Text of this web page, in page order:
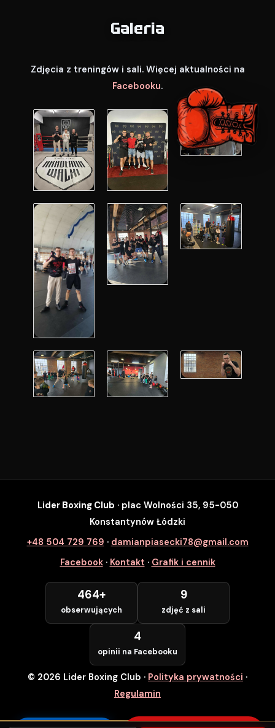
Galeria
Zdjęcia z treningów i sali. Więcej aktualności na
Facebooku.
SZYBKI ZAPIS
Zapisz się na wybrane zajęcia
Numer Telefonu *
POTWIERDZAM — WCHODZĘ ZA
DARMO
Lider Boxing Club · plac Wolności 35, 95-050
Konstantynów Łódzki
+48 504 729 769 · damianpiasecki78@gmail.com
Facebook· Kontakt · Grafik i cennik
464+
obserwujących
9
zdjęć z sali
4
opinii na Facebooku
© 2026 Lider Boxing Club · Polityka prywatności ·
Regulamin